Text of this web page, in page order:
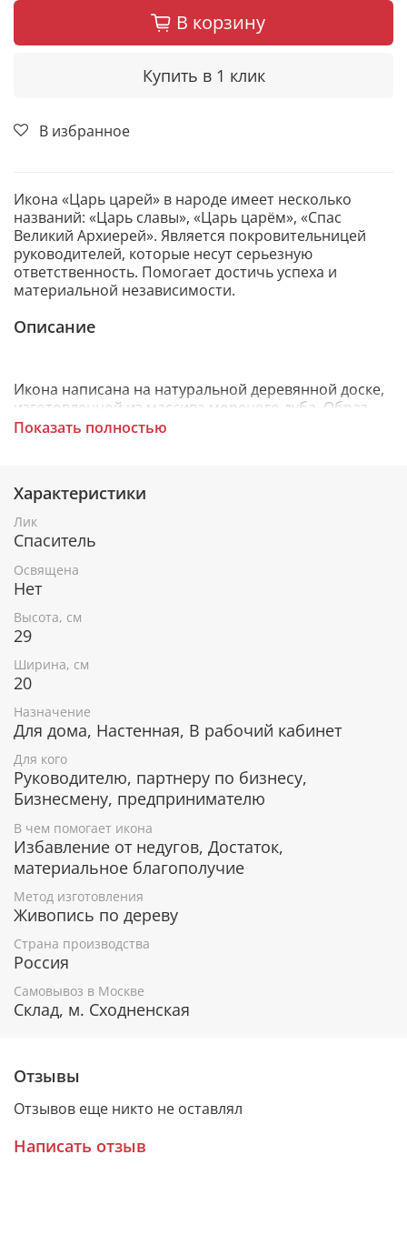
В корзину
Купить в 1 клик
В избранное
Икона «Царь царей» в народе имеет несколько
названий: «Царь славы», «Царь царём», «Спас
Великий Архиерей». Является покровительницей
руководителей, которые несут серьезную
ответственность. Помогает достичь успеха и
материальной независимости.
Описание
Икона написана на натуральной деревянной доске,
изготовленной из массива мореного дуба. Образ
откопирован с авторского списка методом,
При окончательном оформлении образа
использовались специальные фронтажные грунты,
выравнивающие лаки и темперные краски. Венец и
поля иконы вручную украшены рельефным
орнаментом и натуральным жемчугом или
полудрагоценными камнями.
В чем помогает икона Царь царей
Покровительница людей, занимающих
руководящие посты, принимающих серьезные,
ответственные решения.
Помогает обрести здравомыслие и терпение,
чтобы разумно и справедливо управлять
подчиненными.
Помощь в достижении успеха и материальной
независимости.
Помощь в обретении уважения и авторитета в
коллективе.
Направление на путь истинный, поиск своего
предназначения в жизни.
Молитвы о близких и родных людях, об их
здоровье и благополучии.
Гарантия подлинности
номерное свидетельство, в котором подробно
Показать полностью
Характеристики
Лик
Спаситель
Освящена
Нет
Высота, см
29
Ширина, см
20
Назначение
Для дома, Настенная, В рабочий кабинет
Для кого
Руководителю, партнеру по бизнесу,
Бизнесмену, предпринимателю
В чем помогает икона
Избавление от недугов, Достаток,
материальное благополучие
Метод изготовления
Живопись по дереву
Страна производства
Россия
Самовывоз в Москве
Склад, м. Сходненская
Отзывы
Отзывов еще никто не оставлял
Написать отзыв